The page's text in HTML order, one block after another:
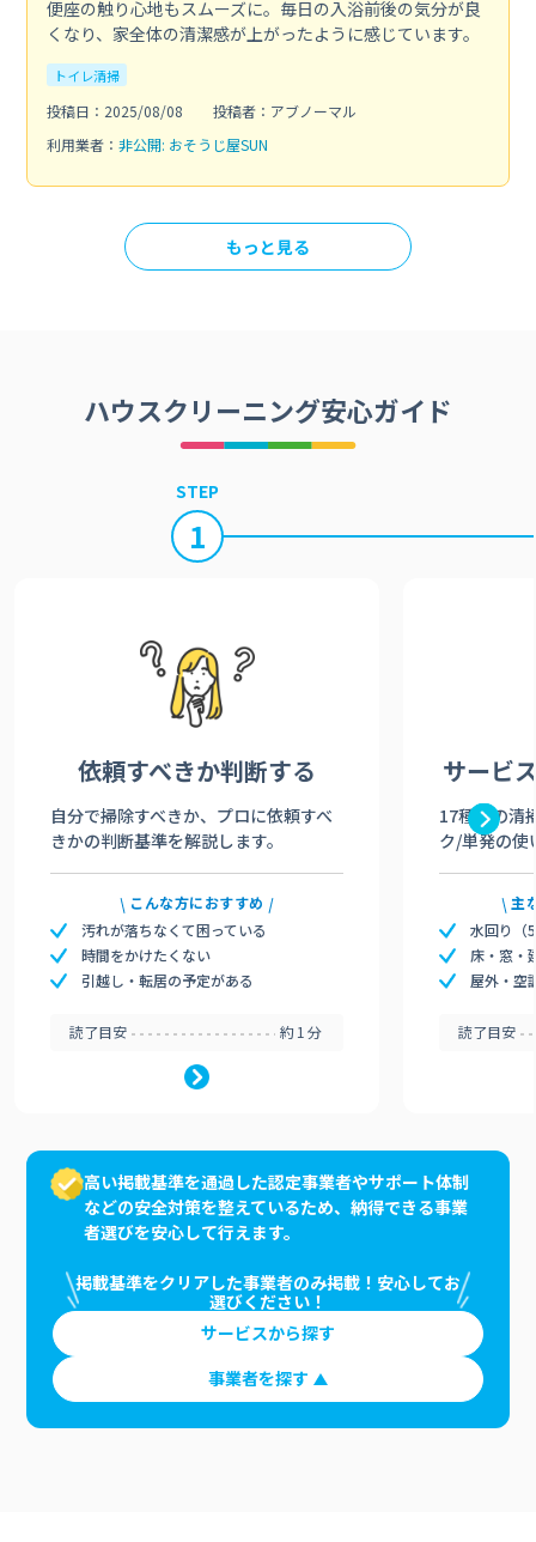
便座の触り心地もスムーズに。毎日の入浴前後の気分が良
くなり、家全体の清潔感が上がったように感じています。
トイレ清掃
投稿日：2025/08/08
投稿者：アブノーマル
利用業者： 非公開: おそうじ屋SUN
もっと見る
ハウスクリーニング安心ガイド
STEP
1
依頼すべきか判断する
自分で掃除すべきか、プロに依頼すべ
きかの判断基準を解説します。
こんな方におすすめ
汚れが落ちなくて困っている
時間をかけたくない
引越し・転居の予定がある
読了目安 約1分
サービ
17種類の清
ク/単発の使
主
水回り（
床・窓・
屋外・空
読了目安
高い掲載基準を通過した認定事業者やサポート体制
などの安全対策を整えているため、納得できる事業
者選びを安心して行えます。
掲載基準をクリアした事業者のみ掲載！安心してお
選びください！
サービスから探す
事業者を探す